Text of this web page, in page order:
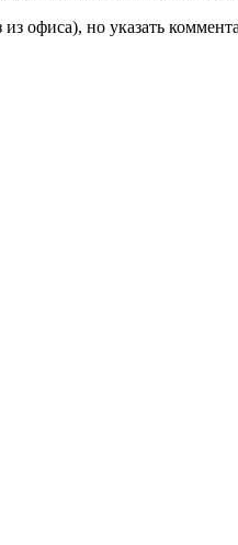
из офиса), но указать